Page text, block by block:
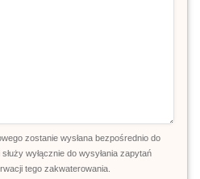
zostanie wysłana bezpośrednio do
wyłącznie do wysyłania zapytań
tego zakwaterowania.